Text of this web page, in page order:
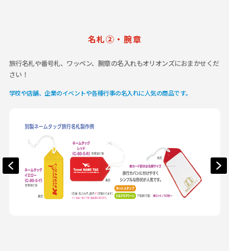
名札②・腕章
旅行名札や番号札、ワッペン、腕章の名入れもオリオンズにおまかせくだ
さい！
学校や店舗、企業のイベントや各種行事の名入れに人気の商品です。